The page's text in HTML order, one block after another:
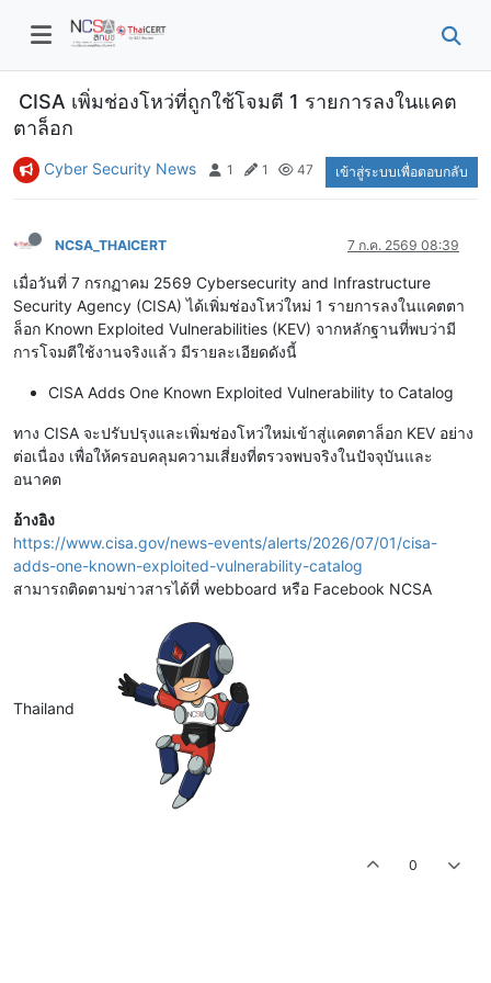
CISA เพิ่มช่องโหว่ที่ถูกใช้โจมตี 1 รายการลงในแคต
ตาล็อก
Cyber Security News 1 1 47 เข้าสู่ระบบเพื่อตอบกลับ
NCSA_THAICERT 7 ก.ค. 2569 08:39
เมื่อวันที่ 7 กรกฏาคม 2569 Cybersecurity and Infrastructure
Security Agency (CISA) ได้เพิ่มช่องโหว่ใหม่ 1 รายการลงในแคตตา
ล็อก Known Exploited Vulnerabilities (KEV) จากหลักฐานที่พบว่ามี
การโจมตีใช้งานจริงแล้ว มีรายละเอียดดังนี้
CISA Adds One Known Exploited Vulnerability to Catalog
ทาง CISA จะปรับปรุงและเพิ่มช่องโหว่ใหม่เข้าสู่แคตตาล็อก KEV อย่าง
ต่อเนื่อง เพื่อให้ครอบคลุมความเสี่ยงที่ตรวจพบจริงในปัจจุบันและ
อนาคต
อ้างอิง
https://www.cisa.gov/news-events/alerts/2026/07/01/cisa-
adds-one-known-exploited-vulnerability-catalog
สามารถติดตามข่าวสารได้ที่ webboard หรือ Facebook NCSA
Thailand
0